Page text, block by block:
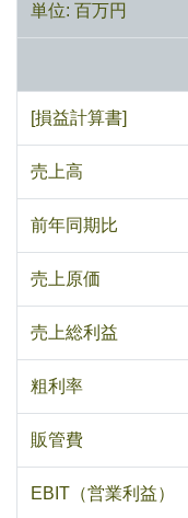
単位: 百万円
[損益計算書]
売上高
前年同期比
売上原価
売上総利益
粗利率
販管費
EBIT（営業利益）